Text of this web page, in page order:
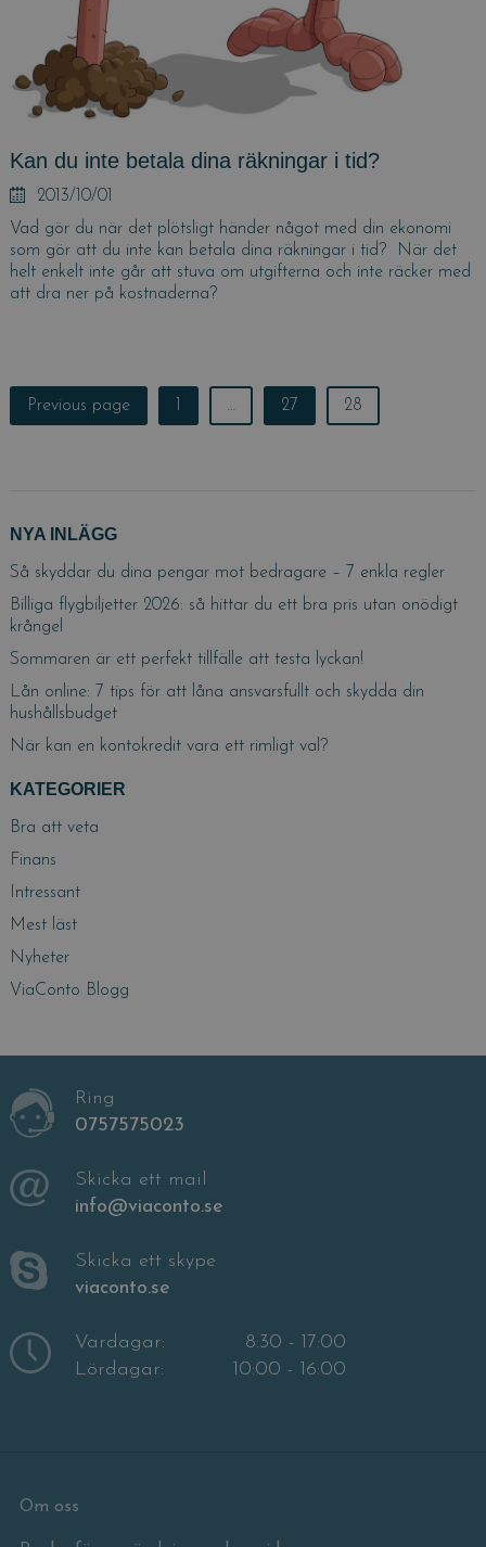
Kan du inte betala dina räkningar i tid?
Posted
on
2013/10/01
Vad gör du när det plötsligt händer något med din ekonomi
som gör att du inte kan betala dina räkningar i tid? När det
helt enkelt inte går att stuva om utgifterna och inte räcker med
att dra ner på kostnaderna?
PostsPrevious page … Page
27 Page
28
NYA INLÄGG
Så skyddar du dina pengar mot bedragare – 7 enkla regler
Billiga flygbiljetter 2026: så hittar du ett bra pris utan onödigt
krångel
Sommaren är ett perfekt tillfälle att testa lyckan!
Lån online: 7 tips för att låna ansvarsfullt och skydda din
hushållsbudget
När kan en kontokredit vara ett rimligt val?
KATEGORIER
Bra att veta
Finans
Intressant
Mest läst
Nyheter
ViaConto Blogg
Ring
0757575023
Skicka ett mail
info@viaconto.se
Skicka ett skype
viaconto.se
Vardagar:
8:30 - 17:00
Lördagar:
10:00 - 16:00
Om oss